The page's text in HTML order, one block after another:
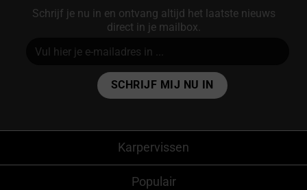
Schrijf je nu in en ontvang altijd het laatste nieuws
direct in je mailbox.
Karpervissen
Populair